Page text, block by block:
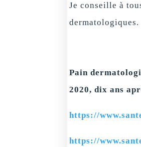
Je conseille à
dermatologiques.
Pain
2020, dix ans
https://
https://